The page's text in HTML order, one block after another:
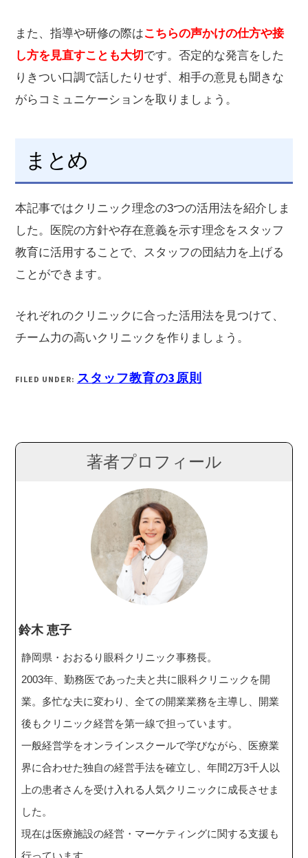
また、指導や研修の際はこちらの声かけの仕方や接
し方を見直すことも大切 です。否定的な発言をした
りきつい口調で話したりせず、相手の意見も聞きな
がらコミュニケーションを取りましょう。
まとめ
本記事ではクリニック理念の3つの活用法を紹介しま
した。医院の方針や存在意義を示す理念をスタッフ
教育に活用することで、スタッフの団結力を上げる
ことができます。
それぞれのクリニックに合った活用法を見つけて、
チーム力の高いクリニックを作りましょう。
FILED UNDER: スタッフ教育の3原則
著者プロフィール
鈴木 恵子
静岡県・おおるり眼科クリニック事務長。
2003年、勤務医であった夫と共に眼科クリニックを開
業。多忙な夫に変わり、全ての開業業務を主導し、開業
後もクリニック経営を第一線で担っています。
一般経営学をオンラインスクールで学びながら、医療業
界に合わせた独自の経営手法を確立し、年間2万3千人以
上の患者さんを受け入れる人気クリニックに成長させま
した。
現在は医療施設の経営・マーケティングに関する支援も